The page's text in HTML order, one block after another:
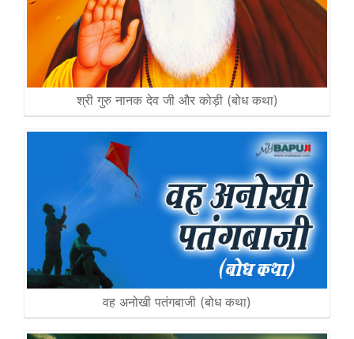
श्री गुरु नानक देव जी और कोड़ी (बोध कथा)
वह अनोखी पतंगबाजी (बोध कथा)